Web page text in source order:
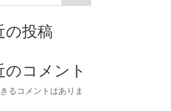
の投稿
のコメント
るコメントはありま